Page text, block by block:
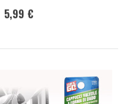
5,99 €